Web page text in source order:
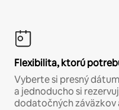
Flexibilita, ktorú
Vyberte si presný
a jednoducho si
dodatočných záväzkov